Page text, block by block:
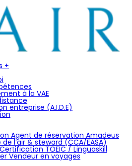
+
à la VAE
entreprise (A.I.D.E)
Agent de réservation Amadeus
de l’air & steward (CCA/EASA)
TOEIC / Linguaskill
Vendeur en voyages